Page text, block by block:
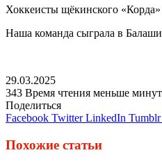
Хоккеисты щёкинского
Наша команда сыграла в
29.03.2025
343 Время чтения меньше
Поделиться
Facebook Twitter LinkedIn Tumblr
Похожие статьи